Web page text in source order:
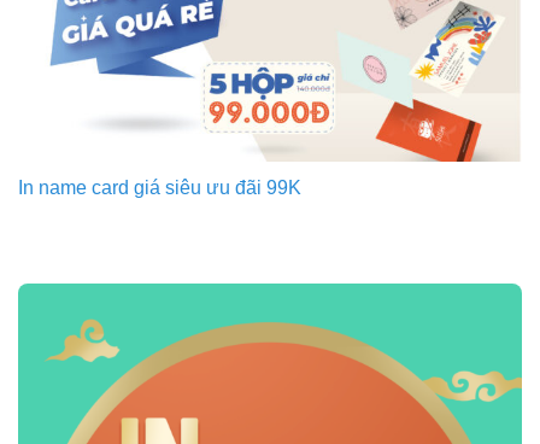
In name card giá siêu ưu đãi 99K